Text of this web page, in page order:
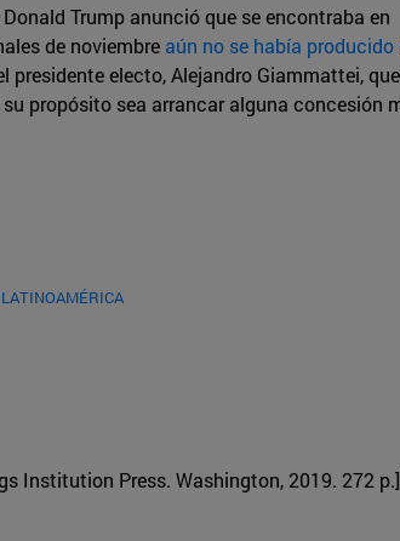
Trump anunció que se encontraba en
de noviembre aún no se había producido
electo, Alejandro Giammattei,
propósito sea arrancar alguna concesión
LATINOAMÉRICA
Institution Press. Washington, 2019. 272 p.]